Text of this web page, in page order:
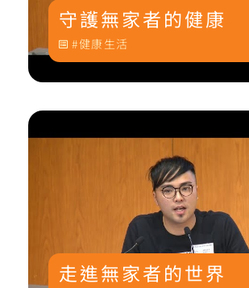
守護無家者的健康
健康生活
走進無家者的世界